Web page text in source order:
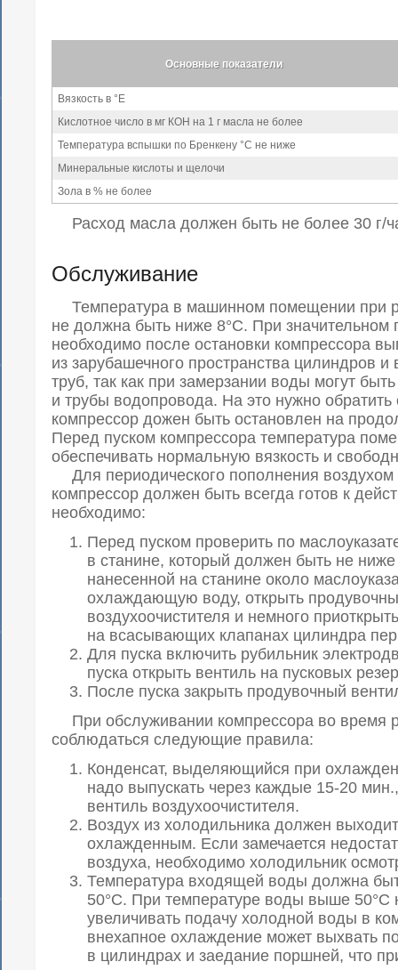
Основные показатели
Вязкость в °Е
Кислотное число в мг КОН на 1 г масла не более
Температура вспышки по Бренкену °С не ниже
Минеральные кислоты и щелочи
Зола в % не более
Расход масла должен быть не более 30 г/
Обслуживание
Температура в машинном помещении при
не должна быть ниже 8°С. При значительном
необходимо после остановки компрессора
из зарубашечного пространства цилиндров
труб, так как при замерзании воды могут
и трубы водопровода. На это нужно
компрессор дожен быть остановлен на
Перед пуском компрессора температура
обеспечивать нормальную вязкость и
Для периодического пополнения воздухом
компрессор должен быть всегда готов к
необходимо:
Перед пуском проверить по
в станине, который должен быть не
нанесенной на станине около
охлаждающую воду, открыть
воздухоочистителя и немного
на всасывающих клапанах цилиндра
Для пуска включить рубильник
пуска открыть вентиль на пусковых
После пуска закрыть продувочный
При обслуживании компрессора во время
соблюдаться следующие правила:
Конденсат, выделяющийся при
надо выпускать через каждые 15-20
вентиль воздухоочистителя.
Воздух из холодильника должен
охлажденным. Если замечается
воздуха, необходимо холодильник
Температура входящей воды должна
50°С. При температуре воды выше 50°С
увеличивать подачу холодной воды в
внехапное охлаждение может выхвать
в цилиндрах и заедание поршней, что